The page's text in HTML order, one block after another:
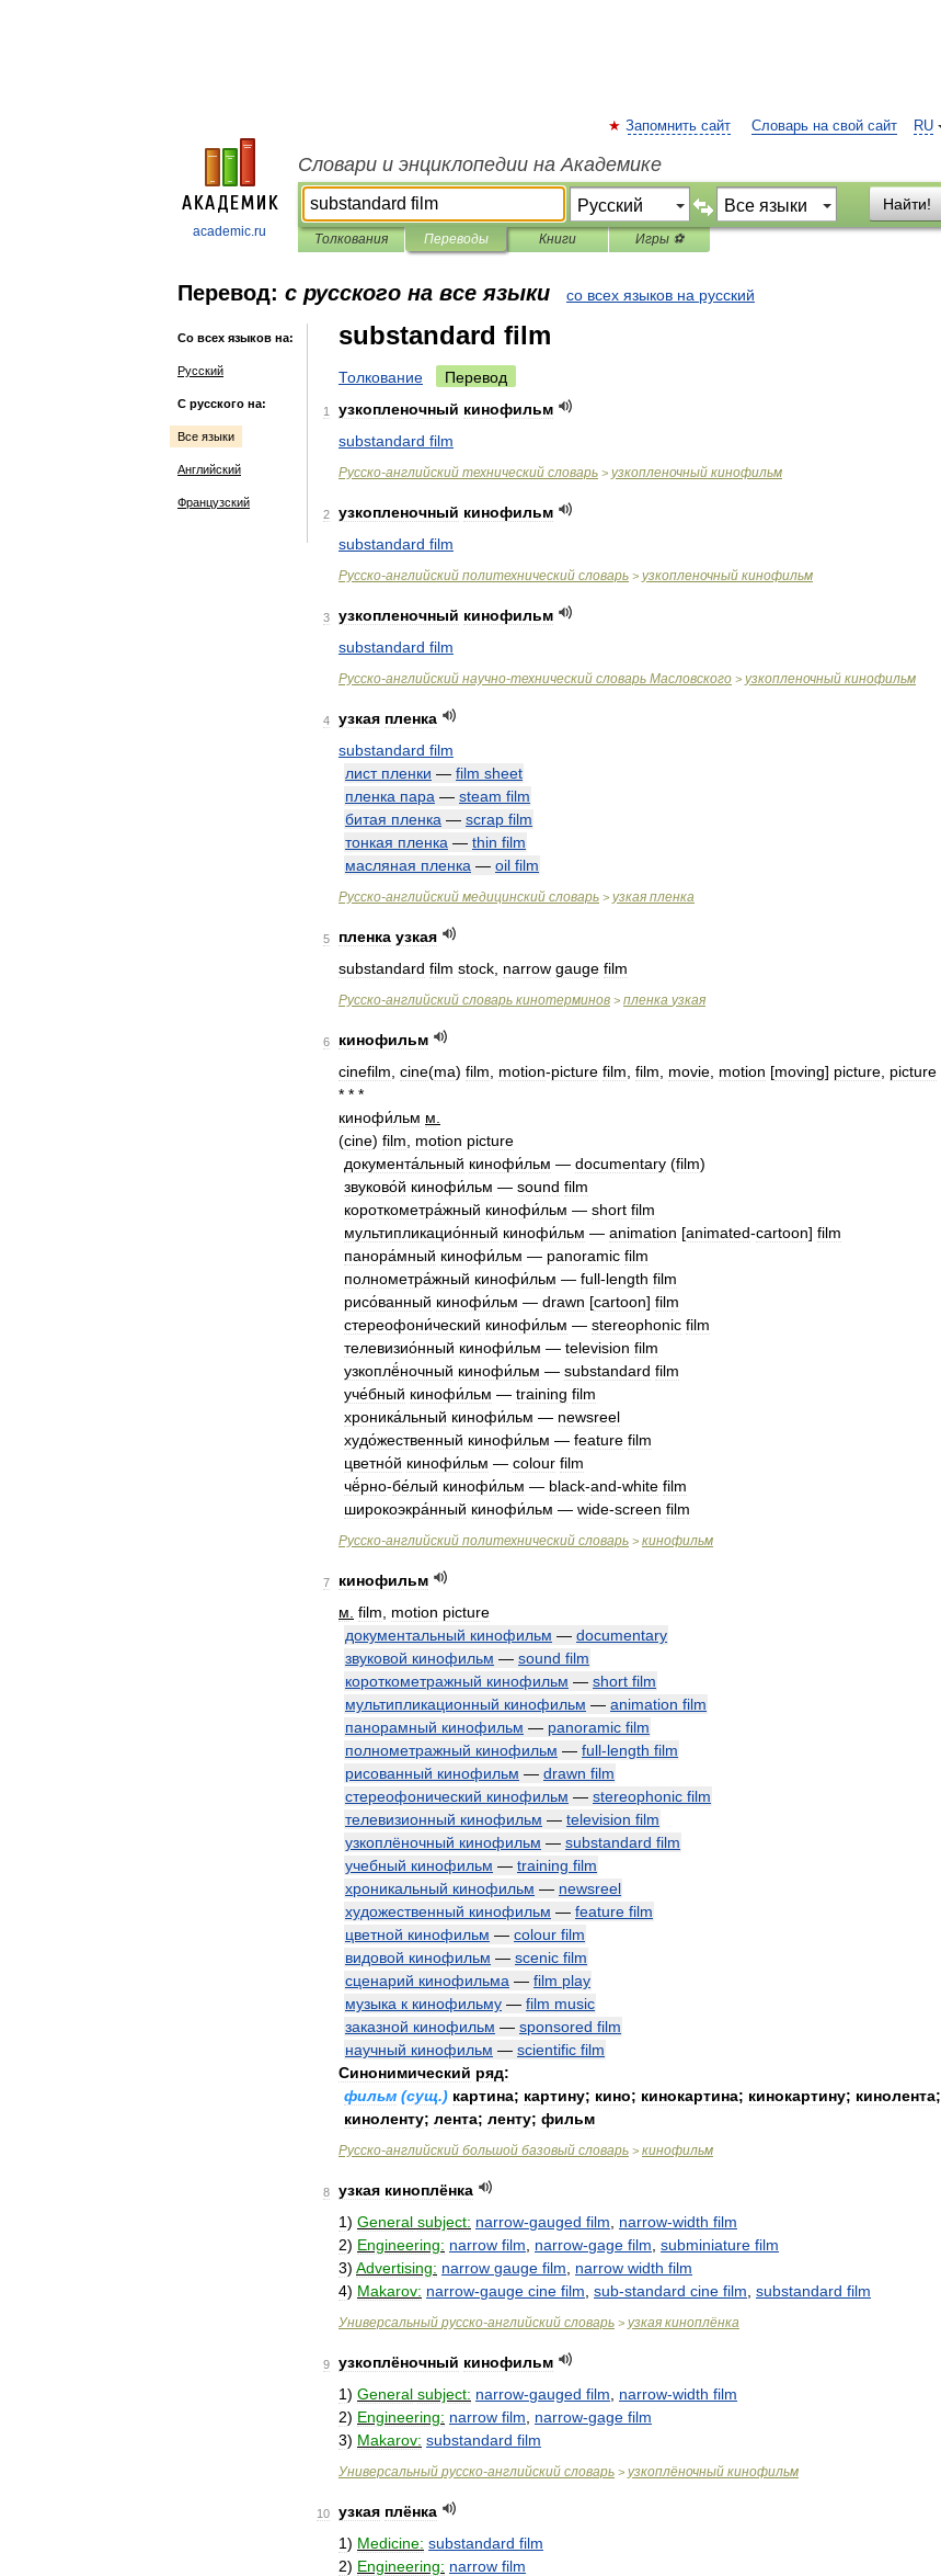
academic.ru
RU
Запомнить сайт Словарь на свой сайт
Словари и энциклопедии на Академике
Найти!
Толкования Переводы Книги Игры ⚽
Перевод: с русского на все языки со всех языков на русский
Со всех языков на:
Русский
С русского на:
Все языки
Английский
Французский
substandard film
Толкование Перевод
1 узкопленочный кинофильм
substandard film
Русско-английский технический словарь > узкопленочный кинофильм
2 узкопленочный кинофильм
substandard film
Русско-английский политехнический словарь > узкопленочный кинофильм
3 узкопленочный кинофильм
substandard film
Русско-английский научно-технический словарь Масловского > узкопленочный кинофильм
4 узкая пленка
substandard film
лист пленки — film sheet
пленка пара — steam film
битая пленка — scrap film
тонкая пленка — thin film
масляная пленка — oil film
Русско-английский медицинский словарь > узкая пленка
5 пленка узкая
substandard film stock narrow gauge film
Русско-английский словарь кинотерминов > пленка узкая
6
кинофильм
cinefilm cine(ma) film motion-picture film film movie motion [moving] picture picture
* * *
кинофи́льм м
(cine) film motion picture
документа́льный кинофи́льм — documentary (film)
звуково́й кинофи́льм — sound film
короткометра́жный кинофи́льм — short film
мультипликацио́нный кинофи́льм — animation [animated-cartoon] film
панора́мный кинофи́льм — panoramic film
полнометра́жный кинофи́льм — full-length film
рисо́ванный кинофи́льм — drawn [cartoon] film
стереофони́ческий кинофи́льм — stereophonic film
телевизио́нный кинофи́льм — television film
узкоплё́ночный кинофи́льм — substandard film
уче́бный кинофи́льм — training film
хроника́льный кинофи́льм — newsreel
худо́жественный кинофи́льм — feature film
цветно́й кинофи́льм — colour film
чё́рно-бе́лый кинофи́льм — black-and-white film
широкоэкра́нный кинофи́льм — wide-screen film
Русско-английский политехнический словарь > кинофильм
7
кинофильм
м film motion picture
документальный кинофильм — documentary
звуковой кинофильм — sound film
короткометражный кинофильм — short film
мультипликационный кинофильм — animation film
панорамный кинофильм — panoramic film
полнометражный кинофильм — full-length film
рисованный кинофильм — drawn film
стереофонический кинофильм — stereophonic film
телевизионный кинофильм — television film
узкоплёночный кинофильм — substandard film
учебный кинофильм — training film
хроникальный кинофильм — newsreel
художественный кинофильм — feature film
цветной кинофильм — colour film
видовой кинофильм — scenic film
сценарий кинофильма — film play
музыка к кинофильму — film music
заказной кинофильм — sponsored film
научный кинофильм — scientific film
Синонимический ряд:
фильм (сущ.) картина; картину; кино; кинокартина; кинокартину; кинолента;
киноленту; лента; ленту; фильм
Русско-английский большой базовый словарь > кинофильм
8 узкая киноплёнка
1) General subject: narrow-gauged film narrow-width film
2) Engineering: narrow film narrow-gage film subminiature film
3) Advertising: narrow gauge film narrow width film
4) Makarov: narrow-gauge cine film sub-standard cine film substandard film
Универсальный русско-английский словарь > узкая киноплёнка
9 узкоплёночный кинофильм
1) General subject: narrow-gauged film narrow-width film
2) Engineering: narrow film narrow-gage film
3) Makarov: substandard film
Универсальный русско-английский словарь > узкоплёночный кинофильм
10 узкая плёнка
1) Medicine: substandard film
2) Engineering: narrow film